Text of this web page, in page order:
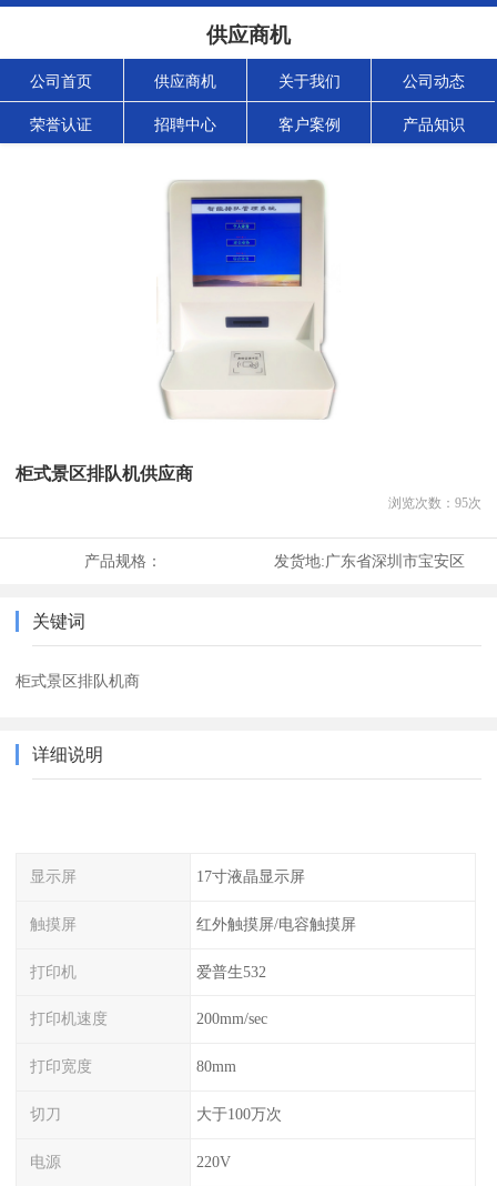
供应商机
公司首页 供应商机 关于我们 公司动态
荣誉认证 招聘中心 客户案例 产品知识
柜式景区排队机供应商
浏览次数： 95次
产品规格： 发货地:广东省深圳市宝安区
关键词
柜式景区排队机商
详细说明
显示屏 17寸液晶显示屏
触摸屏 红外触摸屏/电容触摸屏
打印机 爱普生532
打印机速度 200mm/sec
打印宽度 80mm
切刀 大于100万次
电源 220V